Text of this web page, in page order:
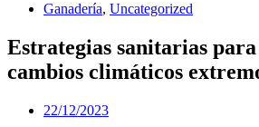
Ganadería, Uncategorized
Estrategias sanitarias
cambios climáticos
22/12/2023